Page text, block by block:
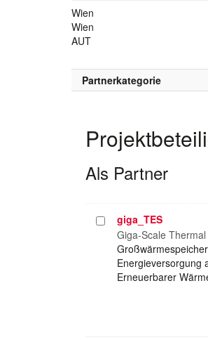
Wien
Wien
AUT
Partnerkategorie
Als Partner
Projekt
auswählen
giga_TES
Giga-Scale
Energieversorgung
Erneuerbarer